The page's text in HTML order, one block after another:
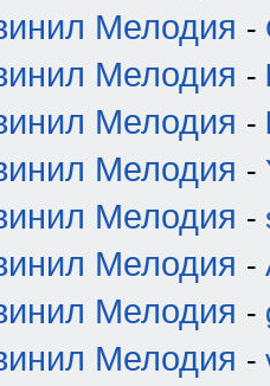
Мелодия -
Мелодия -
Мелодия -
Мелодия -
Мелодия -
Мелодия -
Мелодия -
Мелодия -